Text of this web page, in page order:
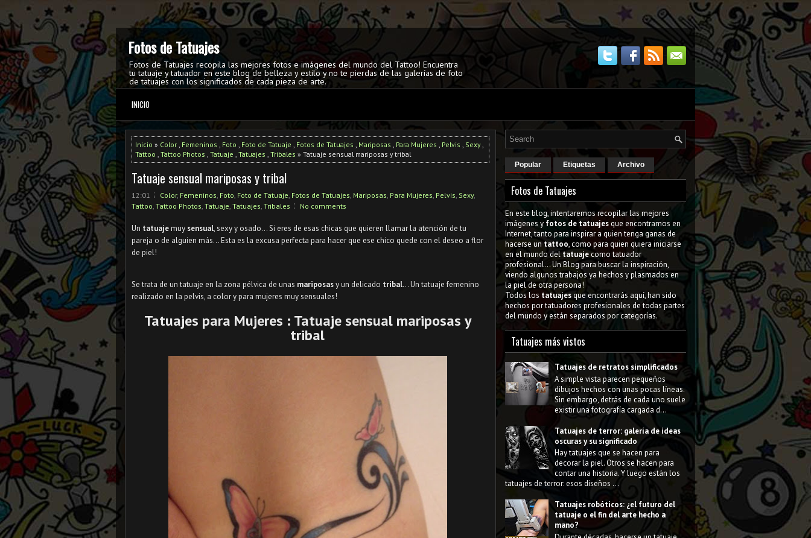
Fotos de Tatuajes
Fotos de Tatuajes recopila las mejores fotos e imágenes del mundo del Tattoo! Encuentra
tu tatuaje y tatuador en este blog de belleza y estilo y no te pierdas de las galerías de foto
de tatuajes con los significados de cada pieza de arte.
INICIO
Inicio » Color , Femeninos , Foto , Foto de Tatuaje , Fotos de Tatuajes , Mariposas , Para Mujeres , Pelvis , Sexy,
Tattoo , Tattoo Photos , Tatuaje , Tatuajes , Tribales » Tatuaje sensual mariposas y tribal
Tatuaje sensual mariposas y tribal
12:01 Color, Femeninos, Foto, Foto de Tatuaje, Fotos de Tatuajes, Mariposas, Para Mujeres, Pelvis, Sexy,
Tattoo, Tattoo Photos, Tatuaje, Tatuajes, Tribales No comments
Un tatuajemuy sensual, sexy y osado... Si eres de esas chicas que quieren llamar la atención de tu
pareja o de alguien más... Esta es la excusa perfecta para hacer que ese chico quede con el deseo a flor
de piel!
Se trata de un tatuaje en la zona pélvica de unas mariposasy un delicado tribal... Un tatuaje femenino
realizado en la pelvis, a color y para mujeres muy sensuales!
Tatuajes para Mujeres : Tatuaje sensual mariposas y
tribal
Popular Etiquetas Archivo
Fotos de Tatuajes
En este blog, intentaremos recopilar las mejores
imágenes y fotos de tatuajesque encontramos en
Internet, tanto para inspirar a quien tenga ganas de
hacerse un tattoo, como para quien quiera iniciarse
en el mundo del tatuajecomo tatuador
profesional... Un Blog para buscar la inspiración,
viendo algunos trabajos ya hechos y plasmados en
la piel de otra persona!
Todos los tatuajesque encontrarás aquí, han sido
hechos por tatuadores profesionales de todas partes
del mundo y están separados por categorías.
Tatuajes más vistos
Tatuajes de retratos simplificados
A simple vista parecen pequeños
dibujos hechos con unas pocas líneas.
Sin embargo, detrás de cada uno suele
existir una fotografía cargada d...
Tatuajes de terror: galería de ideas
oscuras y su significado
Hay tatuajes que se hacen para
decorar la piel. Otros se hacen para
contar una historia. Y luego están los
tatuajes de terror: esos diseños ...
Tatuajes robóticos: ¿el futuro del
tatuaje o el fin del arte hecho a
mano?